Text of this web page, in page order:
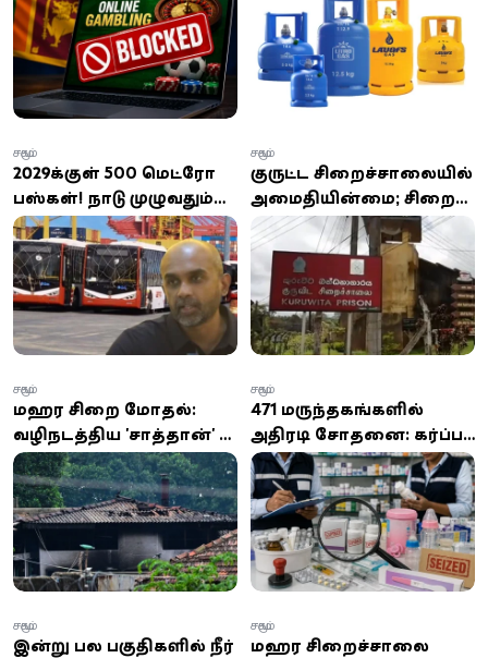
தடை!
இல்லை
2029க்குள் 500 மெட்ரோ
பஸ்கள்! நாடு முழுவதும்
விரிவாகும் அநுர
அரசாங்கத்தின் மெகா
திட்டம் -
யாழ்ப்பாணத்துக்கும்
விரிவாக்கம்!
சமூகம்
குருவிட்ட சிறைச்சாலையில்
அமைதியின்மை; சிறை
வைத்தியசாலைக்கும்
சேதம் ஏற்படுத்திய
கைதிகள்
சமூகம்
மஹர சிறை மோதல்:
வழிநடத்திய 'சாத்தான்' -
ரூ.15 கோடி சேதம் -
போதைப்பொருள்
தட்டுப்பாடே காரணம் -
முதற்கட்ட விசாரணையில்
திடுக்கிடும் தகவல்கள்!
சமூகம்
471 மருந்தகங்களில்
அதிரடி சோதனை: கர்ப்ப
பரிசோதனை கருவிகள்,
குழந்தைகளுக்கான
தயாரிப்புகளிலும் விதிமீறல்!
சமூகம்
இன்று பல பகுதிகளில் நீர்
சமூகம்
மஹர சிறைச்சாலை
சமூகம்